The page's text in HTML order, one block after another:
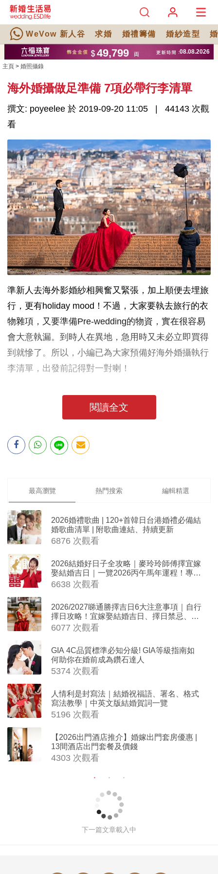
WeVow 新人谷 求婚 婚禮籌備 婚紗造型
主頁 > 婚照攝錄
海外婚攝做足準備 7項必帶行李清單
撰文: poyeelee 於 2019-09-20 11:05
44143 次觀
看
準新人去海外影婚紗相興奮又緊張，加上順便去埋旅
行，更有holiday mood ！不過，大家要執去旅行的衣
物雜項，又要準備Pre-wedding的物資，實在很容易
會大意執漏。到時人在異地，急用時又未必立即買得
到就慘了。所以，小編已為大家預備好海外婚攝執行
李清單，出發前記得對一對喇！
閱讀全文
最高瀏覽 熱門搜索 編輯精選
2026婚禮歌曲 | 120+首韓日台港婚禮必備結
婚歌曲清單 | 附歌曲連結、持續更新
6876 次觀看
2026結婚好日子全攻略｜麥玲玲師傅擇宜嫁
娶結婚吉日｜一覽2026丙午馬年運程！專業
擇日結婚+避開沖煞生肖指南
6638 次觀看
2026/2027睇通勝擇吉日6大注意事項｜自行
擇日攻略！宜嫁娶結婚吉日、擇日禁忌、相
沖生肖一覽
6077 次觀看
GIA 4C品質標準必知分級! GIA等級指南如
何助你在婚前成為鑽石達人
5374 次觀看
人情利是封寫法｜結婚祝福語、署名、格式
寫法教學｜中英文版結婚賀詞一覽
5196 次觀看
【2026出門酒店推介】婚嫁出門套房優惠 |
13間酒店出門套餐及價錢
4303 次觀看
【新娘婚前護膚程序】6大肌膚保養、
面部護理方法解決肌膚問題 | 護膚品及
皮膚護理療程推介